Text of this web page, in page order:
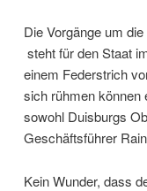
Die Vorgänge um
steht für den Staat
einem Federstrich
sich rühmen können
sowohl Duisburgs
Geschäftsführer
Kein Wunder, dass